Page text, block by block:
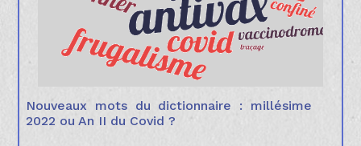
Nouveaux mots du dictionnaire : millésime
2022 ou An II du Covid ?